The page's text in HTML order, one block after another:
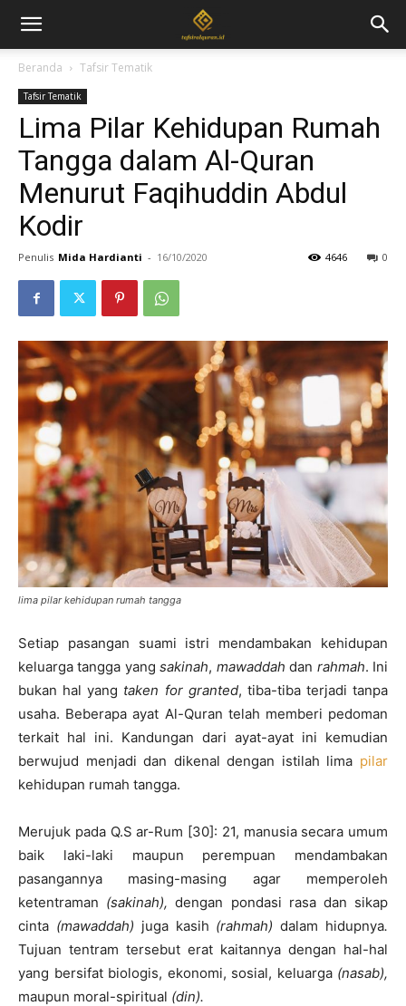
Beranda Tafsir Tematik
Tafsir Tematik
Lima Pilar Kehidupan Rumah
Tangga dalam Al-Quran
Menurut Faqihuddin Abdul
Kodir
Penulis Mida Hardianti - 16/10/2020 0
4646
lima pilar kehidupan rumah tangga
Setiap pasangan suami istri mendambakan kehidupan
keluarga tangga yangsakinah, mawaddah dan rahmah. Ini
bukan hal yang taken for granted, tiba-tiba terjadi tanpa
usaha. Beberapa ayat Al-Quran telah memberi pedoman
terkait hal ini. Kandungan dari ayat-ayat ini kemudian
berwujud menjadi dan dikenal dengan istilah lima pilar
kehidupan rumah tangga.
Merujuk pada Q.S ar-Rum [30]: 21, manusia secara umum
baik laki-laki maupun perempuan mendambakan
pasangannya masing-masing agar memperoleh
ketentraman (sakinah), dengan pondasi rasa dan sikap
cinta (mawaddah) juga kasih (rahmah) dalam hidupnya.
Tujuan tentram tersebut erat kaitannya dengan hal-hal
yang bersifat biologis, ekonomi, sosial, keluarga (nasab),
maupun moral-spiritual (din).